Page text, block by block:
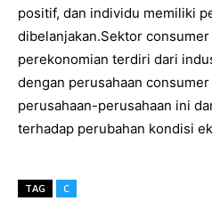
positif, dan individu memiliki
dibelanjakan.Sektor
perekonomian terdiri dari
dengan perusahaan
perusahaan-perusahaan ini
terhadap perubahan kondisi
TAG C